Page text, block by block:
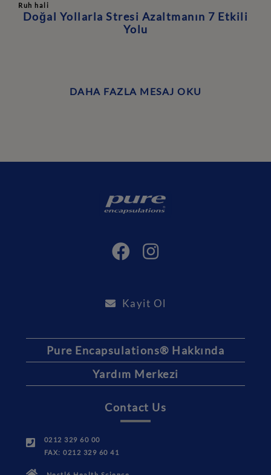
Ruh hali
Doğal Yollarla Stresi Azaltmanın 7 Etkili
Yolu
DAHA FAZLA MESAJ OKU
Kayit Ol
Pure Encapsulations® Hakkında
Yardım Merkezi
Contact Us
0212 329 60 00
FAX: 0212 329 60 41